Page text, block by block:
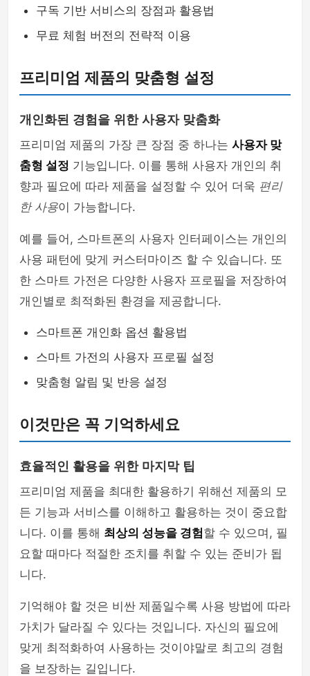
구독 기반 서비스의 장점과 활용법
무료 체험 버전의 전략적 이용
프리미엄 제품의 맞춤형 설정
개인화된 경험을 위한 사용자 맞춤화
프리미엄 제품의 가장 큰 장점 중 하나는 사용자 맞
춤형 설정 기능입니다. 이를 통해 사용자 개인의 취
향과 필요에 따라 제품을 설정할 수 있어 더욱 편리
한 사용이 가능합니다.
예를 들어, 스마트폰의 사용자 인터페이스는 개인의
사용 패턴에 맞게 커스터마이즈 할 수 있습니다. 또
한 스마트 가전은 다양한 사용자 프로필을 저장하여
개인별로 최적화된 환경을 제공합니다.
스마트폰 개인화 옵션 활용법
스마트 가전의 사용자 프로필 설정
맞춤형 알림 및 반응 설정
이것만은 꼭 기억하세요
효율적인 활용을 위한 마지막 팁
프리미엄 제품을 최대한 활용하기 위해선 제품의 모
든 기능과 서비스를 이해하고 활용하는 것이 중요합
니다. 이를 통해 최상의 성능을 경험할 수 있으며, 필
요할 때마다 적절한 조치를 취할 수 있는 준비가 됩
니다.
기억해야 할 것은 비싼 제품일수록 사용 방법에 따라
가치가 달라질 수 있다는 것입니다. 자신의 필요에
맞게 최적화하여 사용하는 것이야말로 최고의 경험
을 보장하는 길입니다.